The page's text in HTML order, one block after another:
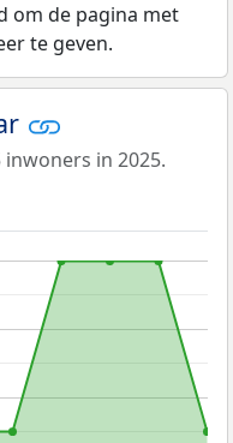
om de pagina met
te geven.
in 2025.